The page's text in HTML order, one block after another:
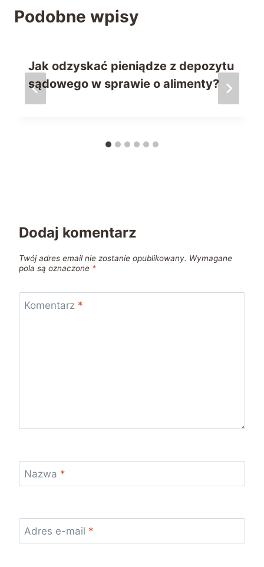
Podobne wpisy
Jak odzyskać pieniądze z depozytu
sądowego w sprawie o alimenty?
Dodaj komentarz
Twój adres email nie zostanie opublikowany. Wymagane
pola są oznaczone *
Komentarz *
Nazwa *
Adres e-mail *